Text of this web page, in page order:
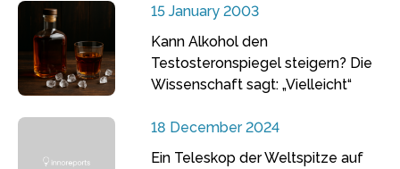
15 January 2003
Kann Alkohol den
Testosteronspiegel steigern? Die
Wissenschaft sagt: „Vielleicht“
18 December 2024
Ein Teleskop der Weltspitze auf